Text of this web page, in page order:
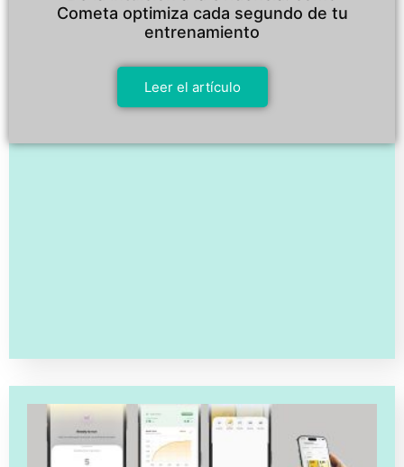
Cometa optimiza cada segundo de tu
entrenamiento
Leer el artículo